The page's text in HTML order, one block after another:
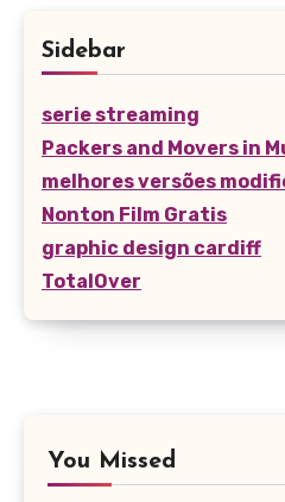
Sidebar
serie streaming
Packers and Movers in
melhores versões
Nonton Film Gratis
graphic design cardiff
TotalOver
You Missed